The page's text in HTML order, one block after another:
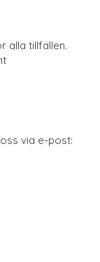
alla tillfällen.
via e-post: